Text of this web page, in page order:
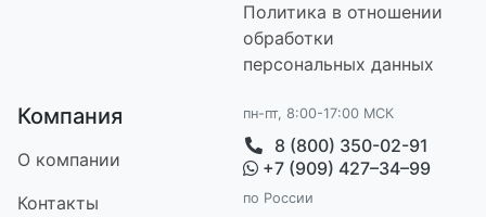
Политика в отношении
обработки
персональных данных
Компания
О компании
Контакты
пн-пт, 8:00-17:00 МСК
8 (800) 350-02-91
+7 (909) 427–34–99
по России